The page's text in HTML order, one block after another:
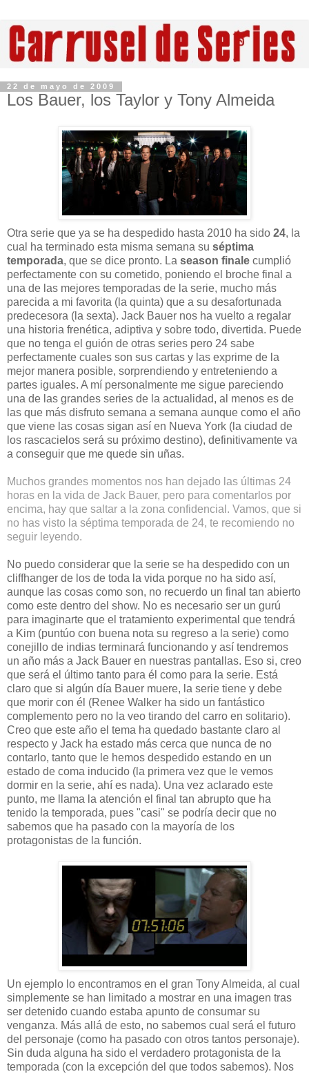
22 de mayo de 2009
Los Bauer, los Taylor y Tony Almeida
Otra serie que ya se ha despedido hasta 2010 ha sido 24, la
cual ha terminado esta misma semana su séptima
temporada, que se dice pronto. La season finale cumplió
perfectamente con su cometido, poniendo el broche final a
una de las mejores temporadas de la serie, mucho más
parecida a mi favorita (la quinta) que a su desafortunada
predecesora (la sexta). Jack Bauer nos ha vuelto a regalar
una historia frenética, adiptiva y sobre todo, divertida. Puede
que no tenga el guión de otras series pero 24 sabe
perfectamente cuales son sus cartas y las exprime de la
mejor manera posible, sorprendiendo y entreteniendo a
partes iguales. A mí personalmente me sigue pareciendo
una de las grandes series de la actualidad, al menos es de
las que más disfruto semana a semana aunque como el año
que viene las cosas sigan así en Nueva York (la ciudad de
los rascacielos será su próximo destino), definitivamente va
a conseguir que me quede sin uñas.
Muchos grandes momentos nos han dejado las últimas 24
horas en la vida de Jack Bauer, pero para comentarlos por
encima, hay que saltar a la zona confidencial. Vamos, que si
no has visto la séptima temporada de 24, te recomiendo no
seguir leyendo.
No puedo considerar que la serie se ha despedido con un
cliffhanger de los de toda la vida porque no ha sido así,
aunque las cosas como son, no recuerdo un final tan abierto
como este dentro del show. No es necesario ser un gurú
para imaginarte que el tratamiento experimental que tendrá
a Kim (puntúo con buena nota su regreso a la serie) como
conejillo de indias terminará funcionando y así tendremos
un año más a Jack Bauer en nuestras pantallas. Eso si, creo
que será el último tanto para él como para la serie. Está
claro que si algún día Bauer muere, la serie tiene y debe
que morir con él (Renee Walker ha sido un fantástico
complemento pero no la veo tirando del carro en solitario).
Creo que este año el tema ha quedado bastante claro al
respecto y Jack ha estado más cerca que nunca de no
contarlo, tanto que le hemos despedido estando en un
estado de coma inducido (la primera vez que le vemos
dormir en la serie, ahí es nada). Una vez aclarado este
punto, me llama la atención el final tan abrupto que ha
tenido la temporada, pues "casi" se podría decir que no
sabemos que ha pasado con la mayoría de los
protagonistas de la función.
Un ejemplo lo encontramos en el gran Tony Almeida, al cual
simplemente se han limitado a mostrar en una imagen tras
ser detenido cuando estaba apunto de consumar su
venganza. Más allá de esto, no sabemos cual será el futuro
del personaje (como ha pasado con otros tantos personaje).
Sin duda alguna ha sido el verdadero protagonista de la
temporada (con la excepción del que todos sabemos). Nos